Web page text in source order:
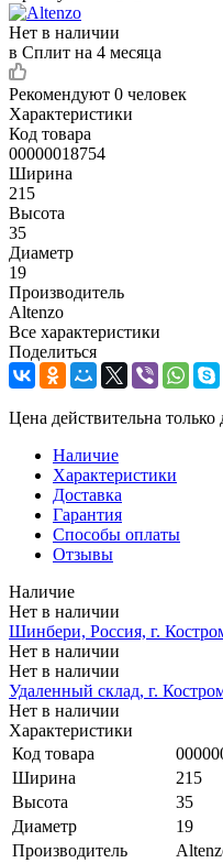
Нет в наличии
в Сплит на 4 месяца
Рекомендуют 0 человек
Характеристики
Код товара
00000018754
Ширина
215
Высота
35
Диаметр
19
Производитель
Altenzo
Все характеристики
Поделиться
Цена действительна
Наличие
Характеристики
Доставка
Гарантия
Способы оплаты
Отзывы
Наличие
Нет в наличии
Шинбери, Россия, г.
Нет в наличии
Нет в наличии
Удаленный склад, г.
Нет в наличии
Характеристики
Код товара
Ширина
215
Высота
35
Диаметр
19
Производитель